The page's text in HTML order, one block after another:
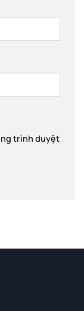
trình duyệt